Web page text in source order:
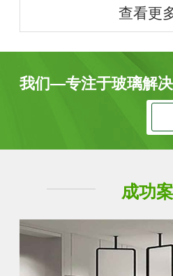
查看更
我们—专注于玻璃解
成功